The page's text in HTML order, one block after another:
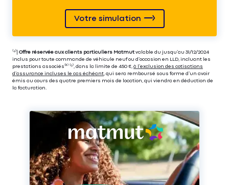
Votre simulation
⁽⁴⁾| Offre réservée aux clients particuliers Matmut valable du jusqu’au 31/12/2024
inclus pour toute commande de véhicule neuf ou d’occasion en LLD, incluant les
prestations associés⁽³⁾ ⁽⁵⁾, dans la limite de 450 €, à l’exclusion des cotisations
d’assurance incluses le cas échéant , qui sera remboursé sous forme d’un avoir
émis au cours des quatre premiers mois de location, qui viendra en déduction de
la facturation.